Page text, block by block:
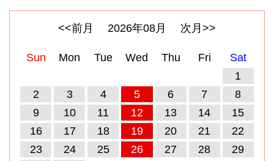
<<前月 2026年08月 次月>>
Sun Mon Tue Wed Thu Fri
Sat
1
2
3 4 5 6 7
8
9
10 11 12 13 14
15
16
17 18 19 20 21
22
23
24 25 26 27 28
29